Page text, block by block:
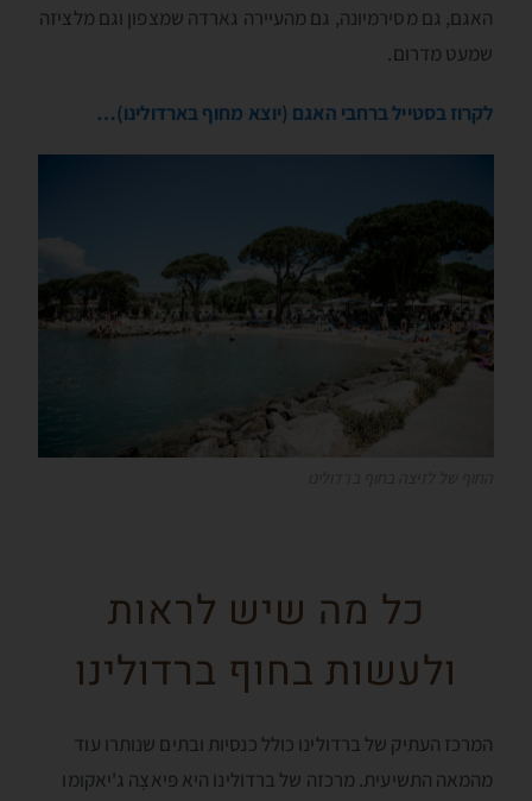
האגם, גם מסירמיונה, גם מהעיירה גארדה שמצפון וגם מלציזה
שמעט מדרום.
לקרוז בסטייל ברחבי האגם (יוצא מחוף בּארדולינו)…
כל מה שיש לראות
ולעשות בחוף ברדולינו
המרכז העתיק של ברדולינו כולל כנסיות ובתים שנותרו עוד
מהמאה התשיעית. מרכזה של ברדוֺלינוֺ היא פּיאצָה ג'יאקומו